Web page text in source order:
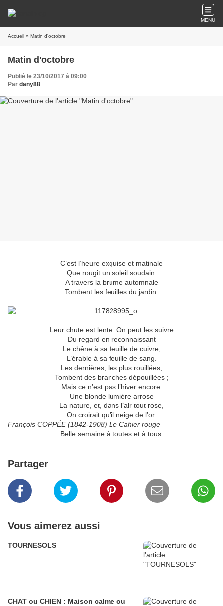
MENU
Accueil » Matin d'octobre
Matin d'octobre
Publié le 23/10/2017 à 09:00
Par dany88
C’est l’heure exquise et matinale
Que rougit un soleil soudain.
A travers la brume automnale
Tombent les feuilles du jardin.
Leur chute est lente. On peut les suivre
Du regard en reconnaissant
Le chêne à sa feuille de cuivre,
L’érable à sa feuille de sang.
Les dernières, les plus rouillées,
Tombent des branches dépouillées ;
Mais ce n’est pas l’hiver encore.
Une blonde lumière arrose
La nature, et, dans l’air tout rose,
On croirait qu’il neige de l’or.
François COPPÉE (1842-1908) Le Cahier rouge
Belle semaine à toutes et à tous.
Partager
Vous aimerez aussi
TOURNESOLS
CHAT ou CHIEN : Maison calme ou